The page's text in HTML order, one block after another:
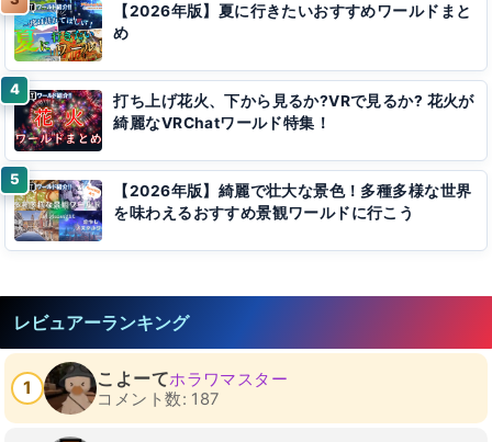
【2026年版】夏に行きたいおすすめワールドまと
め
打ち上げ花火、下から見るか?VRで見るか? 花火が
綺麗なVRChatワールド特集！
【2026年版】綺麗で壮大な景色！多種多様な世界
を味わえるおすすめ景観ワールドに行こう
レビュアーランキング
1 こよーてホラワマスター
コメント数: 187